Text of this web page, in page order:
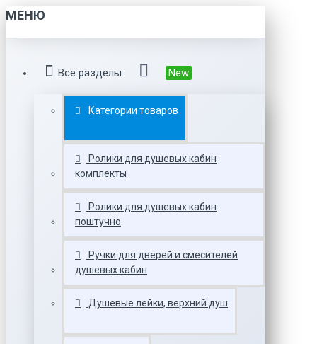
МЕНЮ
Все разделы New
Категории товаров
Ролики для душевых кабин
комплекты
Ролики для душевых кабин
поштучно
Ручки для дверей и смесителей
душевых кабин
Душевые лейки, верхний душ